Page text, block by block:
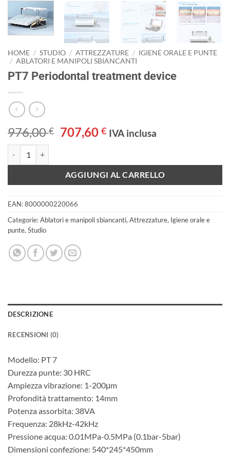
HOME / STUDIO / ATTREZZATURE / IGIENE ORALE E PUNTE
/ ABLATORI E MANIPOLI SBIANCANTI
PT7 Periodontal treatment device
976,00€ Il
prezzo
era:
976,00 €.
707,60€Il
è:
707,60 €.
IVA inclusa
AGGIUNGI AL CARRELLO
EAN:8000000220066
Categorie:Ablatori e manipoli sbiancanti, Attrezzature, Igiene orale e
punte, Studio
DESCRIZIONE
RECENSIONI (0)
Modello: PT 7
Durezza punte: 30 HRC
Ampiezza vibrazione: 1-200μm
Profondità trattamento: 14mm
Potenza assorbita: 38VA
Frequenza: 28kHz-42kHz
Pressione acqua: 0.01MPa-0.5MPa (0.1bar-5bar)
Dimensioni confezione: 540*245*450mm